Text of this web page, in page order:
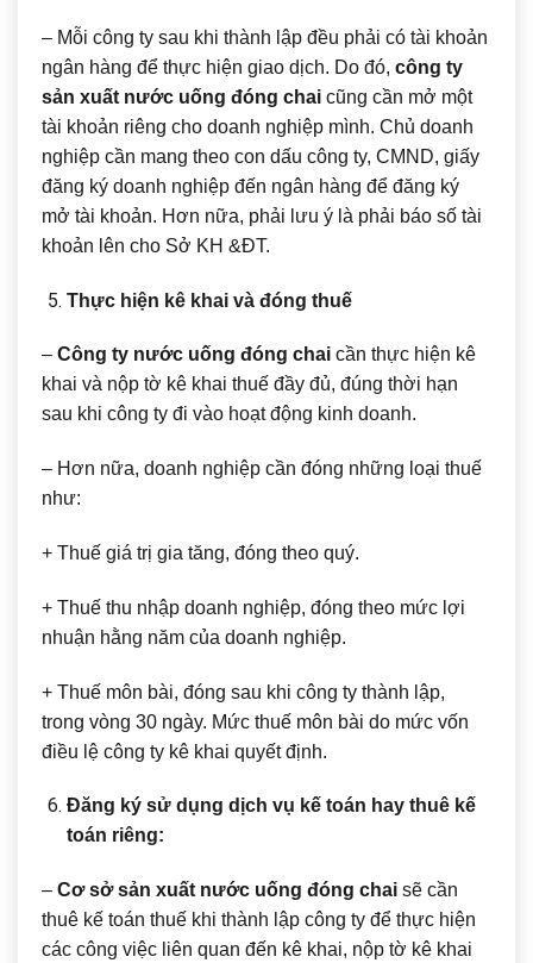
– Mỗi công ty sau khi thành lập đều phải có tài khoản
ngân hàng để thực hiện giao dịch. Do đó, công ty
sản xuất nước uống đóng chai cũng cần mở một
tài khoản riêng cho doanh nghiệp mình. Chủ doanh
nghiệp cần mang theo con dấu công ty, CMND, giấy
đăng ký doanh nghiệp đến ngân hàng để đăng ký
mở tài khoản. Hơn nữa, phải lưu ý là phải báo số tài
khoản lên cho Sở KH &ĐT.
Thực hiện kê khai và đóng thuế
– Công ty nước uống đóng chai cần thực hiện kê
khai và nộp tờ kê khai thuế đầy đủ, đúng thời hạn
sau khi công ty đi vào hoạt động kinh doanh.
– Hơn nữa, doanh nghiệp cần đóng những loại thuế
như:
+ Thuế giá trị gia tăng, đóng theo quý.
+ Thuế thu nhập doanh nghiệp, đóng theo mức lợi
nhuận hằng năm của doanh nghiệp.
+ Thuế môn bài, đóng sau khi công ty thành lập,
trong vòng 30 ngày. Mức thuế môn bài do mức vốn
điều lệ công ty kê khai quyết định.
Đăng ký sử dụng dịch vụ kế toán hay thuê kế
toán riêng:
– Cơ sở sản xuất nước uống đóng chai sẽ cần
thuê kế toán thuế khi thành lập công ty để thực hiện
các công việc liên quan đến kê khai, nộp tờ kê khai